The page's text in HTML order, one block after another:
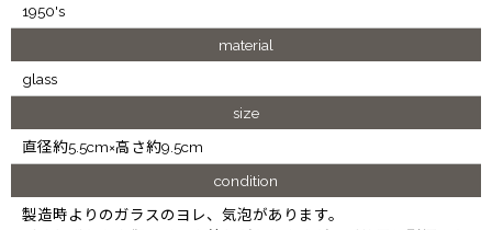
1950's
material
glass
size
直径約5.5cm×高さ約9.5cm
condition
製造時よりのガラスのヨレ、気泡があります。